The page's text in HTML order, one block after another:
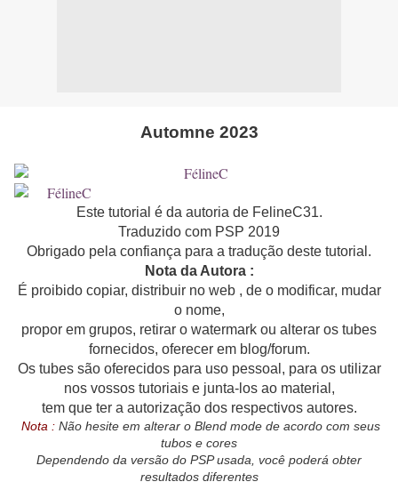
Automne 2023
Este tutorial é da autoria de FelineC31.
Traduzido com PSP 2019
Obrigado pela confiança para a tradução deste tutorial.
Nota da Autora :
É proibido copiar, distribuir no web , de o modificar, mudar
o nome,
propor em grupos, retirar o watermark ou alterar os tubes
fornecidos, oferecer em blog/forum.
Os tubes são oferecidos para uso pessoal, para os utilizar
nos vossos tutoriais e junta-los ao material,
tem que ter a autorização dos respectivos autores.
Nota : Não hesite em alterar o Blend mode de acordo com seus
tubos e cores
Dependendo da versão do PSP usada, você poderá obter
resultados diferentes